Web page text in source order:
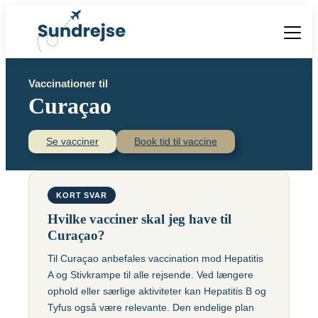
Vacciner
Vacciner
Centraleuropæisk
Hjernebetændelse
(TBE)
Chikungunyavaccine
(Ixchiq)
Denguefeber
Malaria
Meningokokker
(ACWY)
Destinationer
Find over 240 destinationer!
Populære destinationer
Cambodja
Priser
Vaccinationer til
Curaçao
Se vacciner Book tid til vaccine
KORT SVAR
Hvilke vacciner skal jeg have til
Curaçao?
Til Curaçao anbefales vaccination mod Hepatitis
A og Stivkrampe til alle rejsende. Ved længere
ophold eller særlige aktiviteter kan Hepatitis B og
Tyfus også være relevante. Den endelige plan